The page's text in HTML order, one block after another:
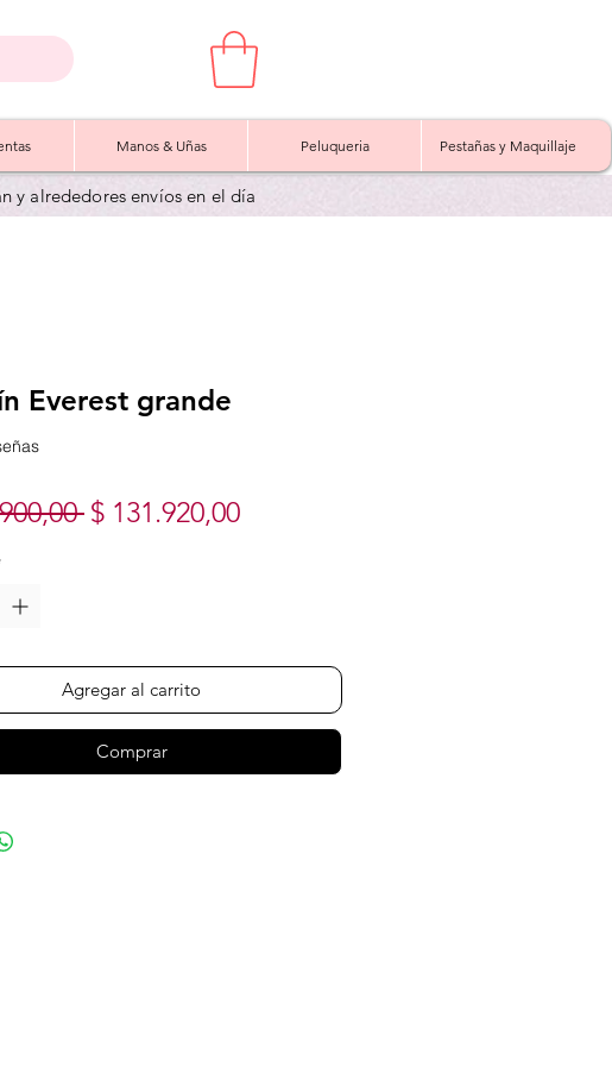
Manos & Uñas Peluqueria Pestañas y Maquillaje
y alrededores envíos en el día
Everest grande
Precio
$ 131.920,00Precio
Agregar al carrito
Comprar